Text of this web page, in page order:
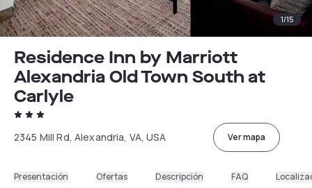
1/15
Residence Inn by Marriott
Alexandria Old Town South at
Carlyle
2345 Mill Rd, Alexandria, VA, USA Ver mapa
Presentación Ofertas Descripción FAQ